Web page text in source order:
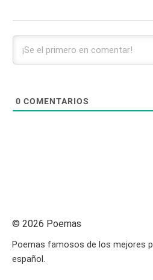
0 COMENTARIOS
© 2026 Poemas
Poemas famosos de los mejores
español.